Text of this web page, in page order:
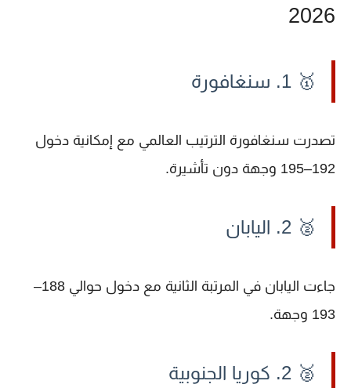
2026
🥇 1. سنغافورة
تصدرت سنغافورة الترتيب العالمي مع إمكانية دخول
192–195 وجهة دون تأشيرة.
🥈 2. اليابان
جاءت اليابان
في المرتبة الثانية مع دخول حوالي 188–
193 وجهة.
🥈 2. كوريا الجنوبية